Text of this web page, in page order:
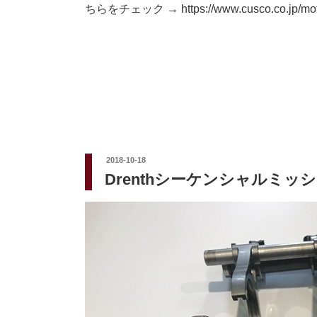
ちらをチェック → https://www.cusco.co.jp/
投
稿
日:
2018-10-18
Drenthシーケンシャルミッ